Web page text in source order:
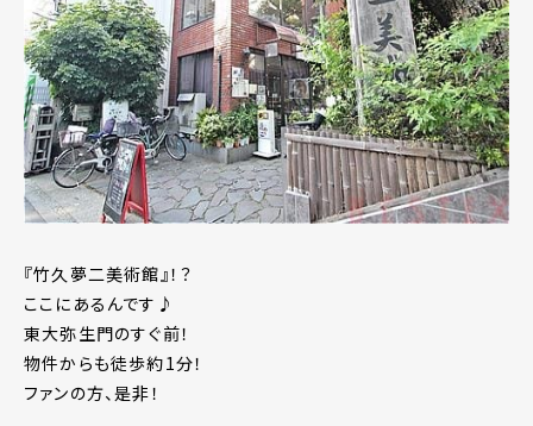
『竹久夢二美術館』！？
ここにあるんです♪
東大弥生門のすぐ前！
物件からも徒歩約1分！
ファンの方、是非！